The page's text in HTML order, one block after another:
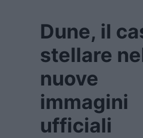
Dune, il
stellare
nuove
immagini
ufficiali